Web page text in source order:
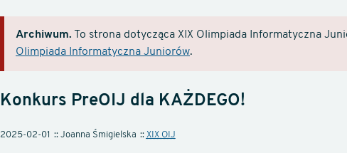
Archiwum. To strona dotycząca XIX Olimpiada Informatyczna
Olimpiada Informatyczna Juniorów.
Konkurs PreOIJ dla KAŻDEGO!
2025-02-01 Joanna Śmigielska XIX OIJ